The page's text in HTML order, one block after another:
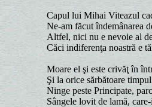
Capul lui Mihai Viteazul
Ne-am făcut îndemânarea
Altfel, nici nu e nevoie al
Căci indiferenţa noastră e
Moare el şi este crivăţ în
Şi la orice sărbătoare
Ninge peste Principate,
Sângele lovit de lamă,